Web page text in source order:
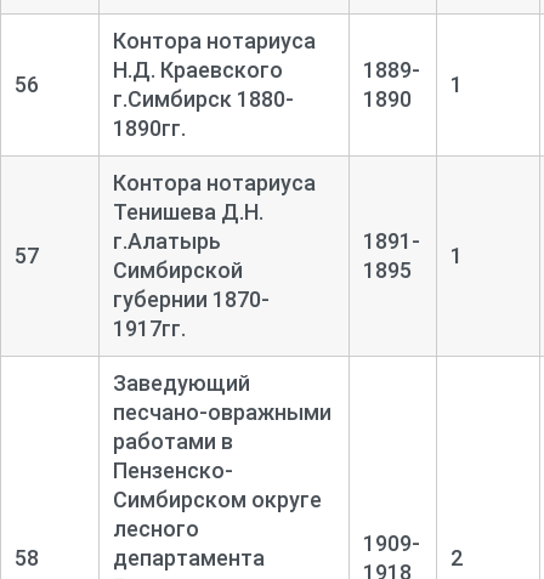
56
Контора нотариуса
Н.Д. Краевского
г.Симбирск 1880-
1890гг.
1889-
1890
1
57
Контора нотариуса
Тенишева Д.Н.
г.Алатырь
Симбирской
губернии 1870-
1917гг.
1891-
1895
1
58
Заведующий
песчано-овражными
работами в
Пензенско-
Симбирском округе
лесного
департамента
1909-
1918
2